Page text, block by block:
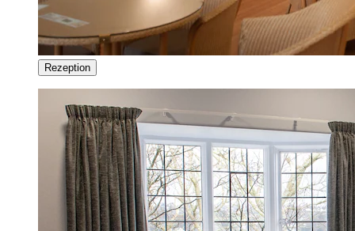
Rezeption